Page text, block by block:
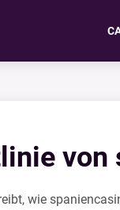
von
wie